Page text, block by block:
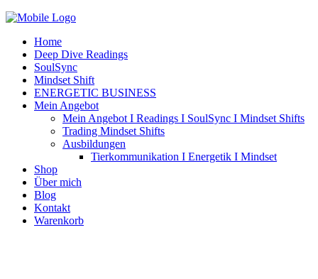
Home
Deep Dive Readings
SoulSync
Mindset Shift
ENERGETIC BUSINESS
Mein Angebot
Mein Angebot I Readings I SoulSync I Mindset Shifts
Trading Mindset Shifts
Ausbildungen
Tierkommunikation I Energetik I Mindset
Shop
Über mich
Blog
Kontakt
Warenkorb